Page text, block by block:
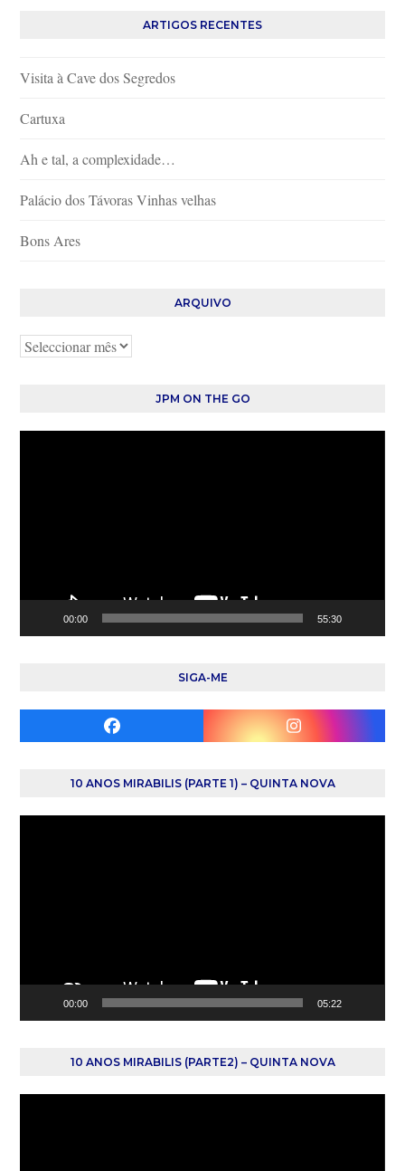
ARTIGOS RECENTES
Visita à Cave dos Segredos
Cartuxa
Ah e tal, a complexidade…
Palácio dos Távoras Vinhas velhas
Bons Ares
ARQUIVO
Arquivo
JPM ON THE GO
00:00 55:30
SIGA-ME
Facebook Instagram
10 ANOS MIRABILIS (PARTE 1) – QUINTA NOVA
00:00 05:22
10 ANOS MIRABILIS (PARTE2) – QUINTA NOVA